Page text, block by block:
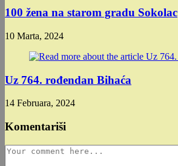
100 žena na starom gradu Sokolac
10 Marta, 2024
Uz 764. rođendan Bihaća
14 Februara, 2024
Komentariši
Comment